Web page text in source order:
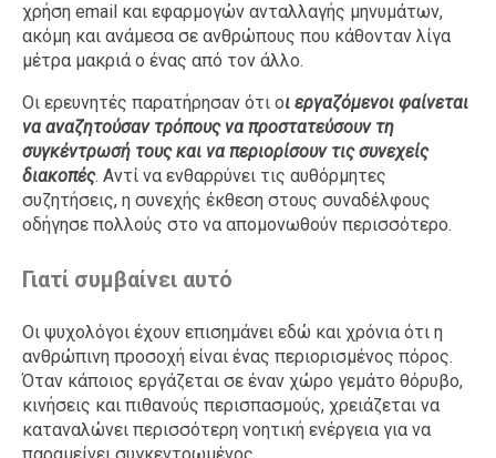
χρήση email και εφαρμογών ανταλλαγής μηνυμάτων,
ακόμη και ανάμεσα σε ανθρώπους που κάθονταν λίγα
μέτρα μακριά ο ένας από τον άλλο.
Οι ερευνητές παρατήρησαν ότι οι εργαζόμενοι φαίνεται
να αναζητούσαν τρόπους να προστατεύσουν τη
συγκέντρωσή τους και να περιορίσουν τις συνεχείς
διακοπές. Αντί να ενθαρρύνει τις αυθόρμητες
συζητήσεις, η συνεχής έκθεση στους συναδέλφους
οδήγησε πολλούς στο να απομονωθούν περισσότερο.
Γιατί συμβαίνει αυτό
Οι ψυχολόγοι έχουν επισημάνει εδώ και χρόνια ότι η
ανθρώπινη προσοχή είναι ένας περιορισμένος πόρος.
Όταν κάποιος εργάζεται σε έναν χώρο γεμάτο θόρυβο,
κινήσεις και πιθανούς περισπασμούς, χρειάζεται να
καταναλώνει περισσότερη νοητική ενέργεια για να